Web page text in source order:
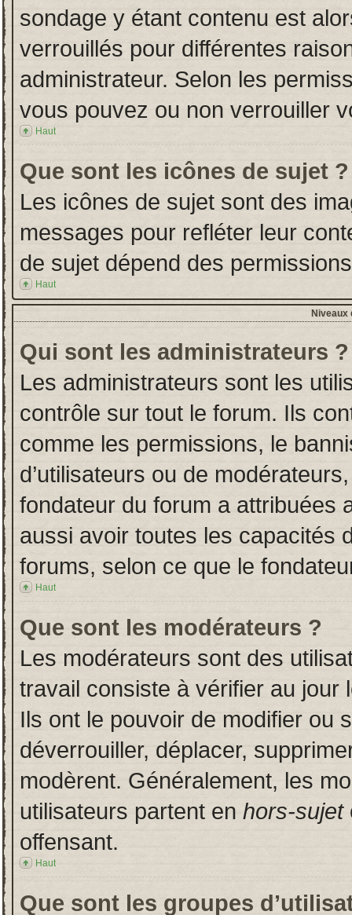
sondage y étant contenu est
verrouillés pour différentes
administrateur. Selon les
vous pouvez ou non verrouiller
Haut
Que sont les icônes de sujet ?
Les icônes de sujet sont des
messages pour refléter leur
de sujet dépend des
Haut
Niveaux
Qui sont les administrateurs ?
Les administrateurs sont les
contrôle sur tout le forum. Ils
comme les permissions, le
d’utilisateurs ou de
fondateur du forum a attribuées
aussi avoir toutes les capacités
forums, selon ce que le
Haut
Que sont les modérateurs ?
Les modérateurs sont des
travail consiste à vérifier au jour
Ils ont le pouvoir de modifier ou
déverrouiller, déplacer,
modèrent. Généralement, les
utilisateurs partent en hors-sujet
offensant.
Haut
Que sont les groupes